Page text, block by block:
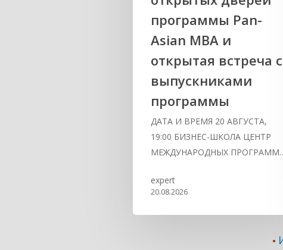
программы Pan-
Asian MBA и
открытая встреча с
выпускниками
программы
ДАТА И ВРЕМЯ 20 АВГУСТА,
19:00 БИЗНЕС-ШКОЛА ЦЕНТР
МЕЖДУНАРОДНЫХ
expert
20.08.2026
•